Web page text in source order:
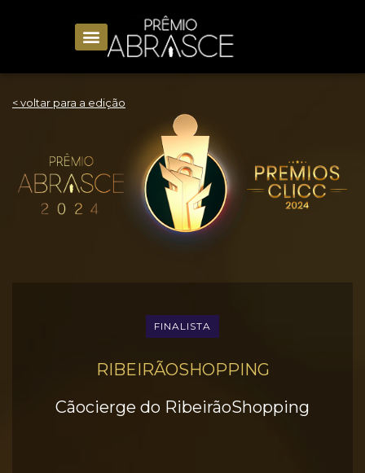
< voltar para a edição
FINALISTA
RIBEIRÃOSHOPPING
Cãocierge do RibeirãoShopping